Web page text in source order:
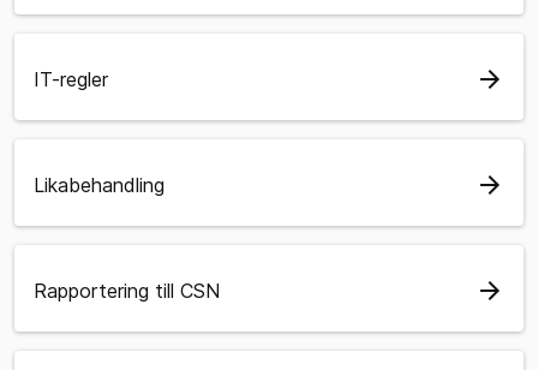
IT-regler arrow_forward
Likabehandling arrow_forward
Rapportering till CSN arrow_forward